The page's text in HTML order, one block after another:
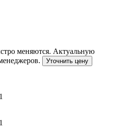
меняются. Актуальную
Уточнить цену